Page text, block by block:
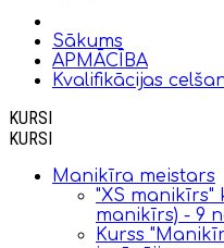
Sākums
APMĀCĪBA
Kvalifikācijas
KURSI
KURSI
Manikīra meistars
"XS manikīrs"
manikīrs) - 9
Kurss